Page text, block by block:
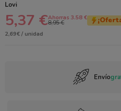
Lovi
5,37 €Ahorras 3.58 €
8,95 €
2,69€ / unidad
Envío